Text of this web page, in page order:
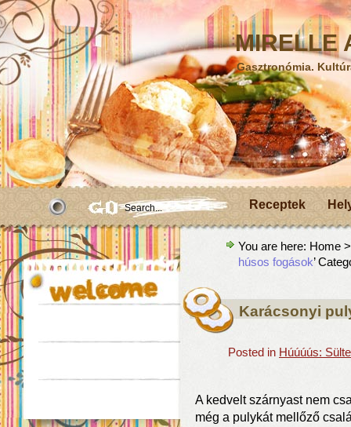
MIRELLE
Gasztronómia.
Receptek
You are here: Home
húsos fogások’
Karácsonyi
Posted in Húúúús:
A kedvelt szárnyast nem
még a pulykát mellőző